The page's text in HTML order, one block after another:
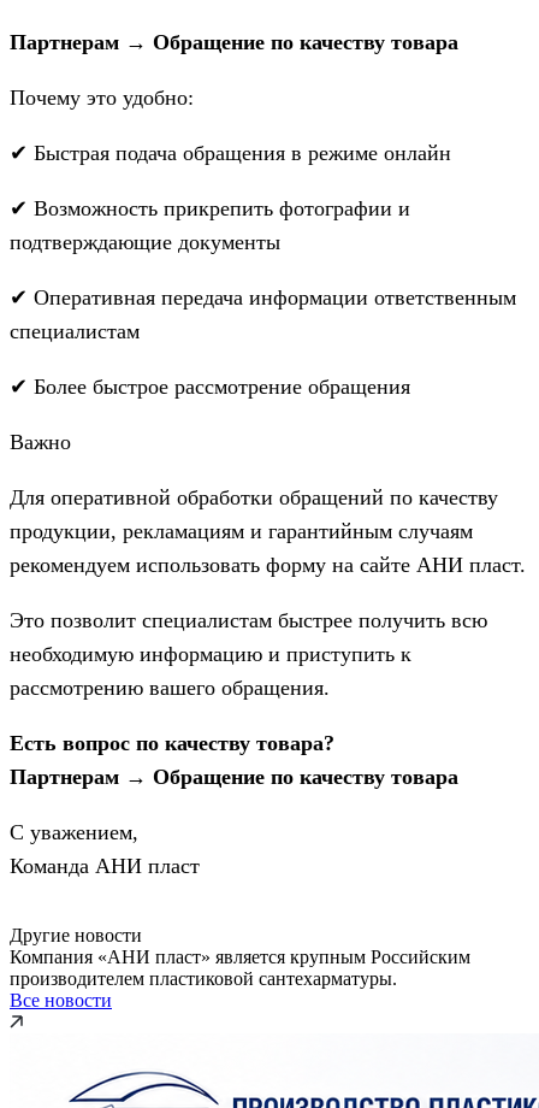
Партнерам → Обращение по качеству товара
Почему это удобно:
✔ Быстрая подача обращения в режиме онлайн
✔ Возможность прикрепить фотографии и
подтверждающие документы
✔ Оперативная передача информации ответственным
специалистам
✔ Более быстрое рассмотрение обращения
Важно
Для оперативной обработки обращений по качеству
продукции, рекламациям и гарантийным случаям
рекомендуем использовать форму на сайте АНИ пласт.
Это позволит специалистам быстрее получить всю
необходимую информацию и приступить к
рассмотрению вашего обращения.
Есть вопрос по качеству товара?
Партнерам → Обращение по качеству товара
С уважением,
Команда АНИ пласт
Другие новости
Компания «АНИ пласт» является крупным Российским
производителем пластиковой сантехарматуры.
Все новости